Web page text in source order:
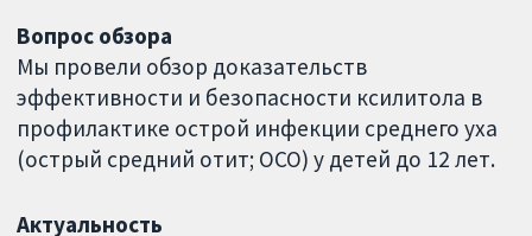
Вопрос обзора
Мы провели обзор доказательств
эффективности и безопасности ксилитола в
профилактике острой инфекции среднего уха
(острый средний отит; ОСО) у детей до 12 лет.
Актуальность